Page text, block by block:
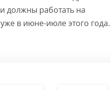
должны работать на
в июне-июле этого года.